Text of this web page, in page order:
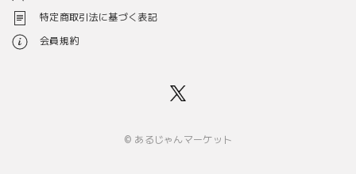
特定商取引法に基づく表記
会員規約
© あるじゃんマーケット